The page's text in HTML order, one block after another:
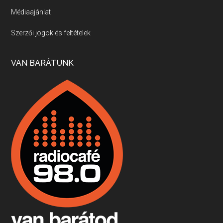
Villány, kékfrankos, Jackfall
Apr 17, 2026 • 00:35:38
Boston, teadélután, bab és homár
Apr 9, 2026 • 00:37:17
Fermentáljunk, a testünk meghálálja!
Apr 3, 2026 • 00:36:07
Médiaajánlat
Szerzői jogok és feltételek
VAN BARÁTUNK